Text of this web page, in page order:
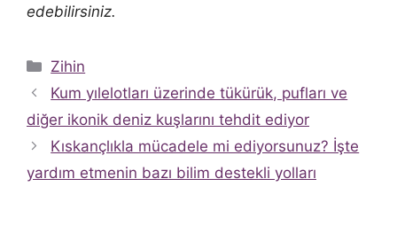
edebilirsiniz.
Kategoriler
Zihin
Kum yılelotları üzerinde tükürük, pufları ve
diğer ikonik deniz kuşlarını tehdit ediyor
Kıskançlıkla mücadele mi ediyorsunuz? İşte
yardım etmenin bazı bilim destekli yolları